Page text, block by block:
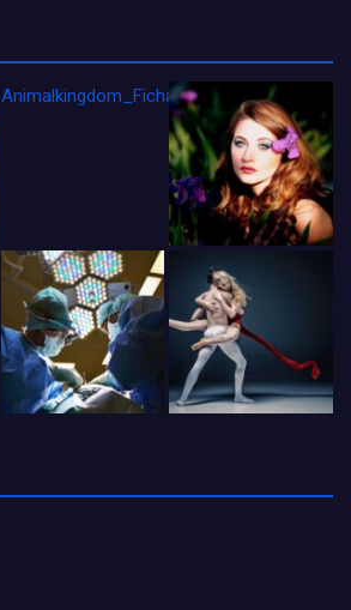
Animalkingdom_FichaCine